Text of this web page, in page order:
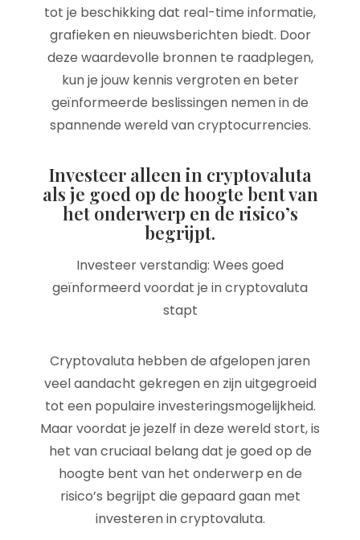
tot je beschikking dat real-time informatie,
grafieken en nieuwsberichten biedt. Door
deze waardevolle bronnen te raadplegen,
kun je jouw kennis vergroten en beter
geïnformeerde beslissingen nemen in de
spannende wereld van cryptocurrencies.
Investeer alleen in cryptovaluta
als je goed op de hoogte bent van
het onderwerp en de risico’s
begrijpt.
Investeer verstandig: Wees goed
geïnformeerd voordat je in cryptovaluta
stapt
Cryptovaluta hebben de afgelopen jaren
veel aandacht gekregen en zijn uitgegroeid
tot een populaire investeringsmogelijkheid.
Maar voordat je jezelf in deze wereld stort, is
het van cruciaal belang dat je goed op de
hoogte bent van het onderwerp en de
risico’s begrijpt die gepaard gaan met
investeren in cryptovaluta.